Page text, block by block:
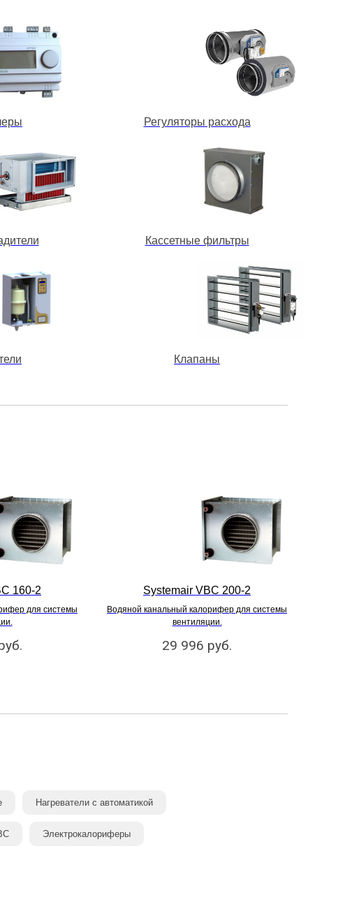
Регуляторы расхода
Кассетные фильтры
Клапаны
160-2
для системы
Systemair VBC 200-2
Водяной канальный калорифер для системы
вентиляции.
29 996 руб.
Нагреватели с автоматикой
Электрокалориферы